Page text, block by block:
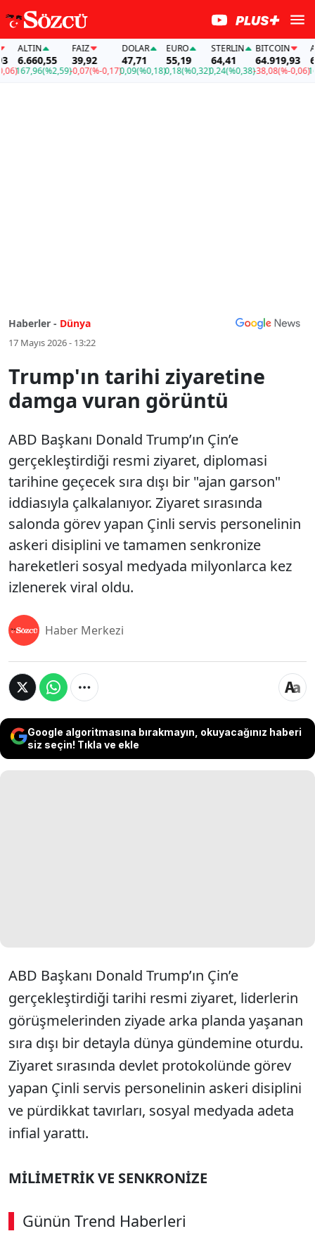
ALTIN
6.660,55
167,96(%2,59)
FAİZ
39,92
-0,07(%-0,17)
DOLAR
47,71
0,09(%0,18)
EURO
55,19
0,18(%0,32)
STERLIN
64,41
0,24(%0,38)
BITCOIN
64.919,93
-38,08(%-0,06)
Haberler - Dünya
17 Mayıs 2026 - 13:22
Trump'ın tarihi ziyaretine
damga vuran görüntü
ABD Başkanı Donald Trump’ın Çin’e
gerçekleştirdiği resmi ziyaret, diplomasi
tarihine geçecek sıra dışı bir "ajan garson"
iddiasıyla çalkalanıyor. Ziyaret sırasında
salonda görev yapan Çinli servis personelinin
askeri disiplini ve tamamen senkronize
hareketleri sosyal medyada milyonlarca kez
izlenerek viral oldu.
Haber Merkezi
Google algoritmasına bırakmayın, okuyacağınız haberi
siz seçin! Tıkla ve ekle
ABD Başkanı Donald Trump’ın Çin’e
gerçekleştirdiği tarihi resmi ziyaret, liderlerin
görüşmelerinden ziyade arka planda yaşanan
sıra dışı bir detayla dünya gündemine oturdu.
Ziyaret sırasında devlet protokolünde görev
yapan Çinli servis personelinin askeri disiplini
ve pürdikkat tavırları, sosyal medyada adeta
infial yarattı.
MİLİMETRİK VE SENKRONİZE
Günün Trend Haberleri
00:02 / 09:15